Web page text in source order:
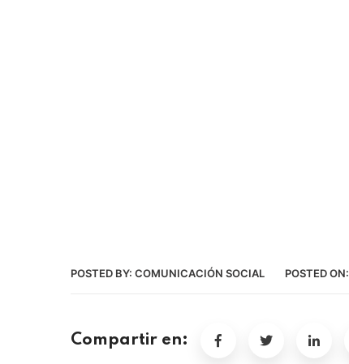
POSTED BY: COMUNICACIÓN SOCIAL POSTED ON:
Compartir en: